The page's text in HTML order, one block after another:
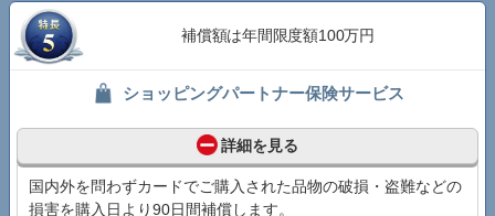
補償額は年間限度額100万円
ショッピングパートナー保険サービス
詳細を見る
国内外を問わずカードでご購入された品物の破損・盗難などの
損害を購入日より90日間補償します。